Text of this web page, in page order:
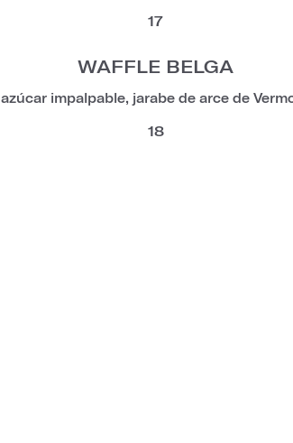
17
WAFFLE BELGA
azúcar impalpable, jarabe de arce de
18